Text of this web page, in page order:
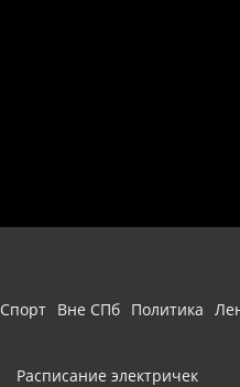
Спорт Вне СПб Политика
Расписание электричек